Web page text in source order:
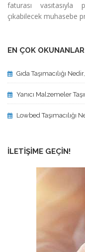
faturası
çıkabilecek muhasebe
EN ÇOK OKUNANLAR
Gıda Taşımacılığı
Yanıcı Malzemeler
Lowbed Taşımacılığı
İLETIŞIME GEÇIN!